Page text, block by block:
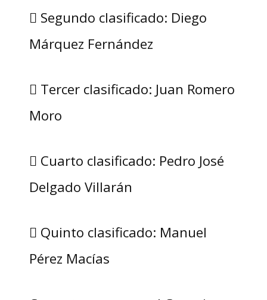
 Segundo clasificado: Diego
Márquez Fernández
 Tercer clasificado: Juan Romero
Moro
 Cuarto clasificado: Pedro José
Delgado Villarán
 Quinto clasificado: Manuel
Pérez Macías